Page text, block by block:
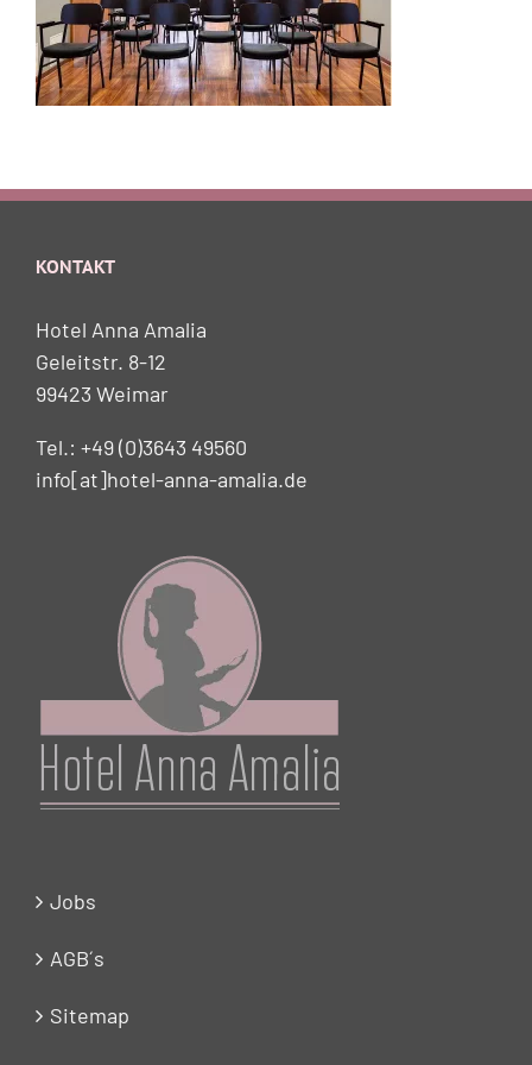
KONTAKT
Hotel Anna Amalia
Geleitstr. 8-12
99423 Weimar
Tel.: +49 (0)3643 49560
info[at]hotel-anna-amalia.de
Jobs
AGB´s
Sitemap